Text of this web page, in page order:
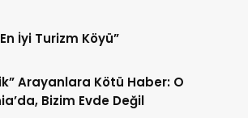
İyi Turizm Köyü”
Arayanlara Kötü Haber: O
Bizim Evde Değil